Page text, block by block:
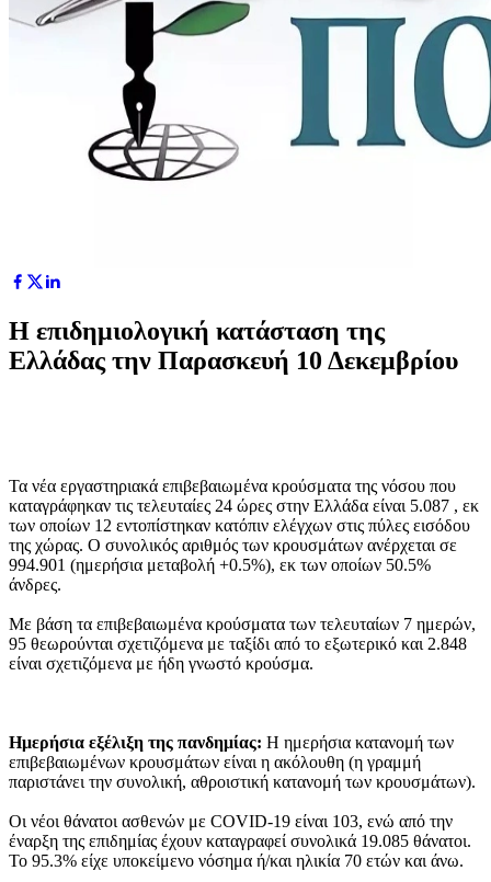
Η επιδημιολογική κατάσταση της
Ελλάδας την Παρασκευή 10 Δεκεμβρίου
Τα νέα εργαστηριακά επιβεβαιωμένα κρούσματα της νόσου που
καταγράφηκαν τις τελευταίες 24 ώρες στην Ελλάδα είναι 5.087 , εκ
των οποίων 12 εντοπίστηκαν κατόπιν ελέγχων στις πύλες εισόδου
της χώρας. Ο συνολικός αριθμός των κρουσμάτων ανέρχεται σε
994.901 (ημερήσια μεταβολή +0.5%), εκ των οποίων 50.5%
άνδρες.
Με βάση τα επιβεβαιωμένα κρούσματα των τελευταίων 7 ημερών,
95 θεωρούνται σχετιζόμενα με ταξίδι από το εξωτερικό και 2.848
είναι σχετιζόμενα με ήδη γνωστό κρούσμα.
Ημερήσια εξέλιξη της πανδημίας: Η ημερήσια κατανομή των
επιβεβαιωμένων κρουσμάτων είναι η ακόλουθη (η γραμμή
παριστάνει την συνολική, αθροιστική κατανομή των κρουσμάτων).
Οι νέοι θάνατοι ασθενών με COVID-19 είναι 103, ενώ από την
έναρξη της επιδημίας έχουν καταγραφεί συνολικά 19.085 θάνατοι.
Το 95.3% είχε υποκείμενο νόσημα ή/και ηλικία 70 ετών και άνω.